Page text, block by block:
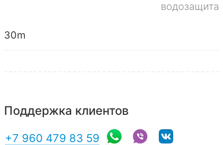
водозащита
30m
Поддержка клиентов
+7 960 479 83 59